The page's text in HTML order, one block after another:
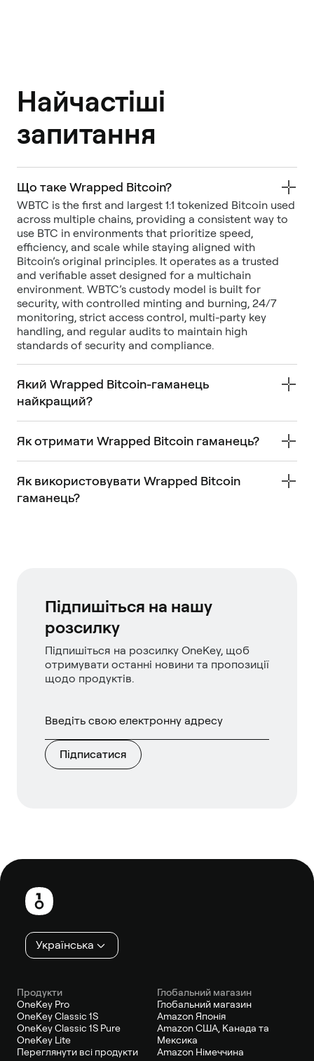
Найчастіші
запитання
Що таке Wrapped Bitcoin?
WBTC is the first and largest 1:1 tokenized Bitcoin used
across multiple chains, providing a consistent way to
use BTC in environments that prioritize speed,
efficiency, and scale while staying aligned with
Bitcoin’s original principles. It operates as a trusted
and verifiable asset designed for a multichain
environment. WBTC’s custody model is built for
security, with controlled minting and burning, 24/7
monitoring, strict access control, multi-party key
handling, and regular audits to maintain high
standards of security and compliance.
Який Wrapped Bitcoin-гаманець
найкращий?
Як отримати Wrapped Bitcoin гаманець?
Як використовувати Wrapped Bitcoin
гаманець?
Підпишіться на нашу
розсилку
Підпишіться на розсилку OneKey, щоб
отримувати останні новини та пропозиції
щодо продуктів.
Підписатися
Нижній
колонтитул
Українська
Продукти
OneKey Pro
OneKey Classic 1S
OneKey Classic 1S Pure
OneKey Lite
Переглянути всі продукти
Глобальний магазин
Глобальний магазин
Amazon Японія
Amazon США, Канада та
Мексика
Amazon Німеччина